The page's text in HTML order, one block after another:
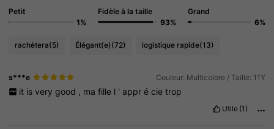
Petit
1%
Fidèle à la taille
93%
Grand
6%
rachètera(5) Élégant(e)(72) logistique rapide(13)
s***e Couleur: Multicolore / Taille: 11Y
it is very good , ma fille l ' appr é cie trop
Utile (1)